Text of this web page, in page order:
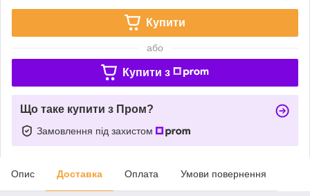
Купити
або
Купити з
Що таке купити з Пром?
Замовлення під захистом
Опис Доставка Оплата Умови повернення